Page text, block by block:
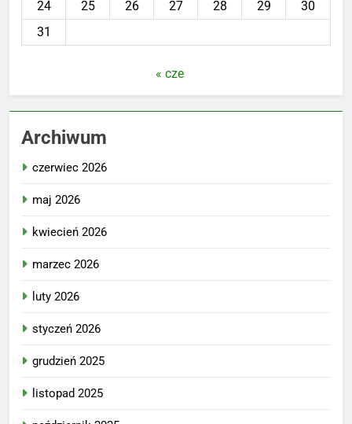
24
25 26 27 28 29
30
31
« cze
Archiwum
czerwiec 2026
maj 2026
kwiecień 2026
marzec 2026
luty 2026
styczeń 2026
grudzień 2025
listopad 2025